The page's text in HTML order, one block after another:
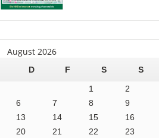
August 2026
D F S
S
1
2
6 7 8
9
13 14 15
16
20 21 22
23